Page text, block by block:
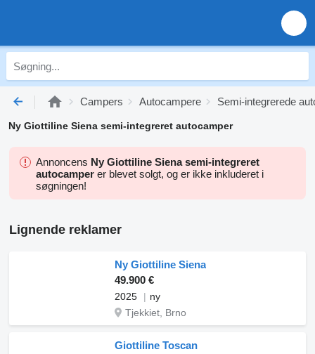
Campers Autocampere Semi-integrerede
Ny Giottiline Siena semi-integreret autocamper
Annoncens Ny Giottiline Siena semi-integreret
autocamper er blevet solgt, og er ikke inkluderet i
søgningen!
Lignende reklamer
Ny Giottiline Siena
49.900 €
2025
ny
Tjekkiet, Brno
Giottiline Toscan